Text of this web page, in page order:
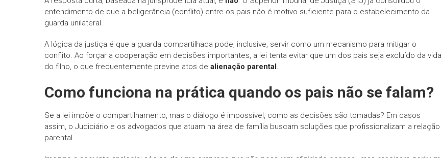
entendimento de que a beligerância (conflito) entre os pais não é motivo suficiente para o estabelecimento da
guarda unilateral.
A lógica da justiça é que a guarda compartilhada pode, inclusive, servir como um mecanismo para mitigar o
conflito. Ao forçar a cooperação em decisões importantes, a lei tenta evitar que um dos pais seja excluído da vida
do filho, o que frequentemente previne atos de alienação parental.
Como funciona na prática quando os pais não se falam?
Se a lei impõe o compartilhamento, mas o diálogo é impossível, como as decisões são tomadas? Em casos
assim, o Judiciário e os advogados que atuam na área de família buscam soluções que profissionalizam a relação
parental.